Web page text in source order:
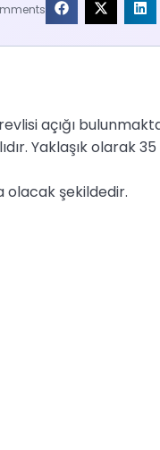
açığı
Yaklaşık olarak
olacak şekildedir.